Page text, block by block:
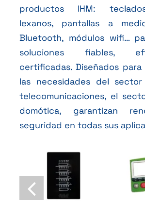
productos IHM:
lexanos, pantallas a
Bluetooth, módulos wifi…
soluciones fiables,
certificadas. Diseñados
las necesidades del
telecomunicaciones, el
domótica, garantizan
seguridad en todas sus